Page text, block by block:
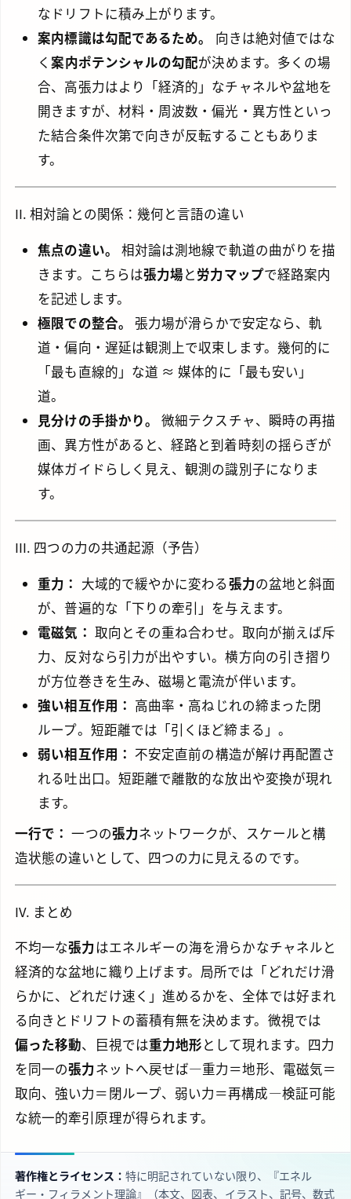
なドリフトに積み上がります。
案内標識は勾配であるため。
向きは絶対値ではな
く案内ポテンシャルの勾配が決めます。多くの場
合、高張力はより「経済的」なチャネルや盆地を
開きますが、材料・周波数・偏光・異方性といっ
た結合条件次第で向きが反転することもありま
す。
II. 相対論との関係：幾何と言語の違い
焦点の違い。
相対論は測地線で軌道の曲がりを描
きます。こちらは張力場と労力マップで経路案内
を記述します。
極限での整合。
張力場が滑らかで安定なら、軌
道・偏向・遅延は観測上で収束します。幾何的に
「最も直線的」な道 ≈ 媒体的に「最も安い」
道。
見分けの手掛かり。
微細テクスチャ、瞬時の再描
画、異方性があると、経路と到着時刻の揺らぎが
媒体ガイドらしく見え、観測の識別子になりま
す。
III. 四つの力の共通起源（予告）
重力： 大域的で緩やかに変わる張力の盆地と斜面
が、普遍的な「下りの牽引」を与えます。
電磁気： 取向とその重ね合わせ。取向が揃えば斥
力、反対なら引力が出やすい。横方向の引き摺り
が方位巻きを生み、磁場と電流が伴います。
強い相互作用： 高曲率・高ねじれの締まった閉
ループ。短距離では「引くほど締まる」。
弱い相互作用： 不安定直前の構造が解け再配置さ
れる吐出口。短距離で離散的な放出や変換が現れ
ます。
一行で： 一つの張力ネットワークが、スケールと構
造状態の違いとして、四つの力に見えるのです。
IV. まとめ
不均一な張力はエネルギーの海を滑らかなチャネルと
経済的な盆地に織り上げます。局所では「どれだけ滑
らかに、どれだけ速く」進めるかを、全体では好まれ
る向きとドリフトの蓄積有無を決めます。微視では
偏った移動、巨視では重力地形として現れます。四力
を同一の張力ネットへ戻せば—重力＝地形、電磁気＝
取向、強い力＝閉ループ、弱い力＝再構成—検証可能
な統一的牽引原理が得られます。
著作権とライセンス： 特に明記されていない限り、『エネル
ギー・フィラメント理論』（本文、図表、イラスト、記号、数式